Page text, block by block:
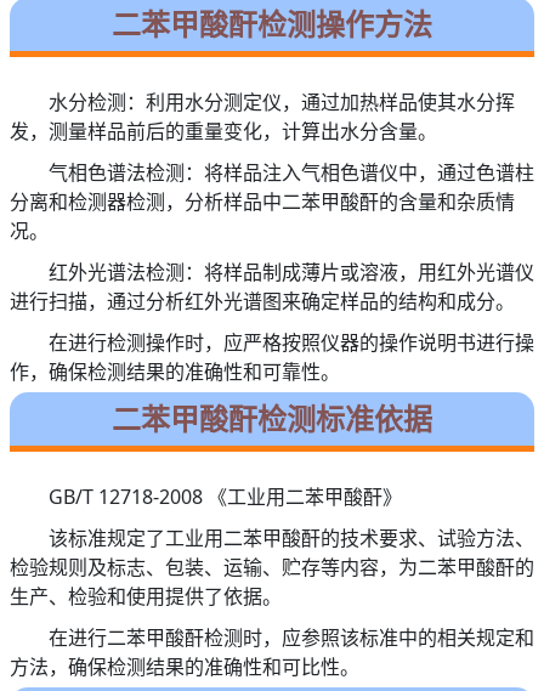
二苯甲酸酐检测操作方法
水分检测：利用水分测定仪，通过加热样品使其水分挥
发，测量样品前后的重量变化，计算出水分含量。
气相色谱法检测：将样品注入气相色谱仪中，通过色谱柱
分离和检测器检测，分析样品中二苯甲酸酐的含量和杂质情
况。
红外光谱法检测：将样品制成薄片或溶液，用红外光谱仪
进行扫描，通过分析红外光谱图来确定样品的结构和成分。
在进行检测操作时，应严格按照仪器的操作说明书进行操
作，确保检测结果的准确性和可靠性。
二苯甲酸酐检测标准依据
GB/T 12718-2008 《工业用二苯甲酸酐》
该标准规定了工业用二苯甲酸酐的技术要求、试验方法、
检验规则及标志、包装、运输、贮存等内容，为二苯甲酸酐的
生产、检验和使用提供了依据。
在进行二苯甲酸酐检测时，应参照该标准中的相关规定和
方法，确保检测结果的准确性和可比性。